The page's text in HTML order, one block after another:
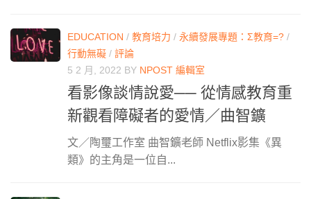
EDUCATION / 教育培力 / 永續發展專題：Σ教育=? /
行動無礙 / 評論
5 2 月, 2022 BY NPOST 編輯室
看影像談情說愛── 從情感教育重
新觀看障礙者的愛情／曲智鑛
文／陶璽工作室 曲智鑛老師 Netflix影集《異
類》的主角是一位自...